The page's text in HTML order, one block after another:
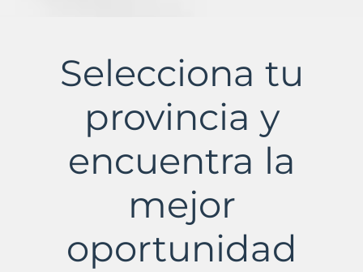
MurbalandsSelecciona tu
provincia y
encuentra la
mejor
oportunidad